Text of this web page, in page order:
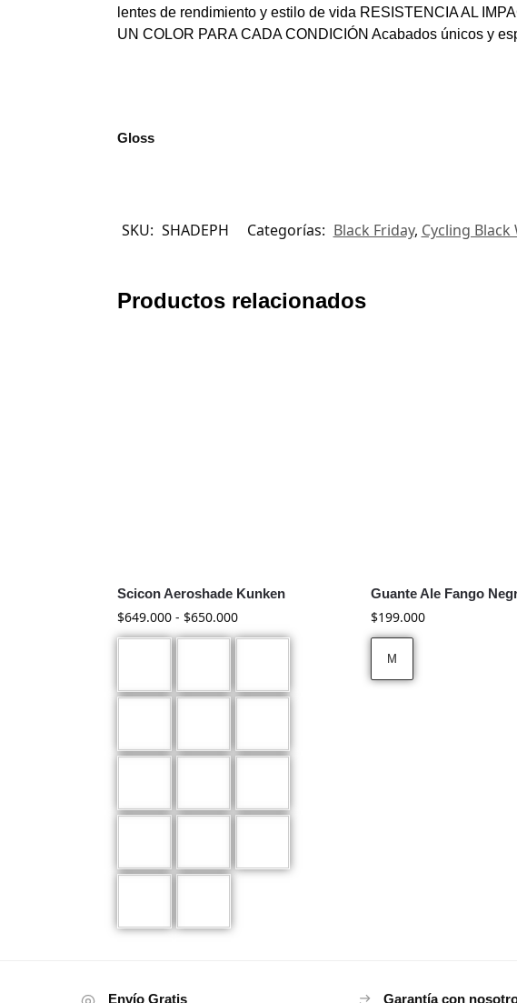
lentes de rendimiento y estilo de vida RESISTENCIA AL
UN COLOR PARA CADA CONDICIÓN Acabados únicos y
Gloss
SKU: SHADEPH Categorías: Black Friday, Cycling Black
Productos relacionados
Scicon Aeroshade Kunken
$649.000 - $650.000
Guante Ale Fango
$199.000
M
Envío Gratis Garantía con